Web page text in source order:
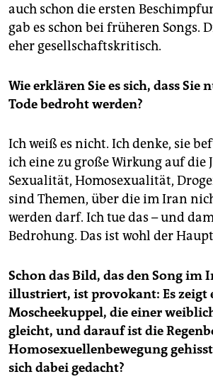
auch schon die ersten
gab es schon bei früheren Songs.
eher gesellschaftskritisch.
Wie erklären Sie es sich, dass Sie
Tode bedroht werden?
Ich weiß es nicht. Ich denke, sie
ich eine zu große Wirkung auf die
Sexualität, Homosexualität,
sind Themen, über die im Iran
werden darf. Ich tue das – und
Bedrohung. Das ist wohl der
Schon das Bild, das den Song im
illustriert, ist provokant: Es zeigt
Moscheekuppel, die einer
gleicht, und darauf ist die
Homosexuellenbewegung
sich dabei gedacht?